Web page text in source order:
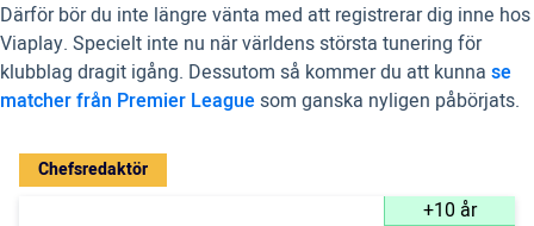
Därför bör du inte längre vänta med att registrerar dig inne hos
Viaplay. Specielt inte nu när världens största tunering för
klubblag dragit igång. Dessutom så kommer du att kunna se
matcher från Premier Leaguesom ganska nyligen påbörjats.
Chefsredaktör
+10 år